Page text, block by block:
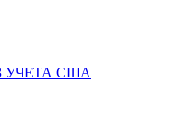
УЧЕТА США